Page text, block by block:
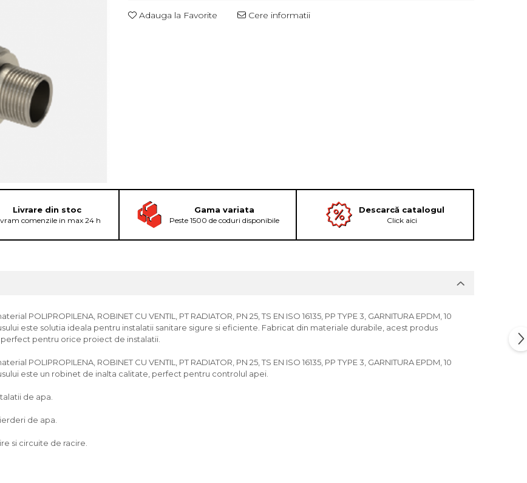
Adauga la Favorite Cere informatii
Livrare din stoc
comenzile in max 24 h
Gama variata
Peste 1500 de coduri disponibile
Descarcă catalogul
Click aici
POLIPROPILENA, ROBINET CU VENTIL, PT RADIATOR, PN 25, TS EN ISO 16135, PP TYPE 3, GARNITURA EPDM, 10
este solutia ideala pentru instalatii sanitare sigure si eficiente. Fabricat din materiale durabile, acest produs
pentru orice proiect de instalatii.
POLIPROPILENA, ROBINET CU VENTIL, PT RADIATOR, PN 25, TS EN ISO 16135, PP TYPE 3, GARNITURA EPDM, 10
este un robinet de inalta calitate, perfect pentru controlul apei.
de apa.
de apa.
si circuite de racire.